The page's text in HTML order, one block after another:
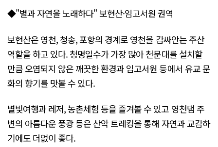
◆"별과 자연을 노래하다" 보현산·임고서원 권역
보현산은 영천, 청송, 포항의 경계로 영천을 감싸안는 주산
역할을 하고 있다. 청명일수가 가장 많아 천문대를 설치할
만큼 오염되지 않은 깨끗한 환경과 임고서원 등에서 유교 문
화의 향기를 맛볼 수 있다.
별빛여행과 레저, 농촌체험 등을 즐겨볼 수 있고 영천댐 주
변의 아름다운 풍광 등은 산악 트레킹을 통해 자연과 교감하
기에도 더없이 좋다.